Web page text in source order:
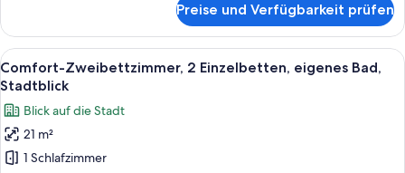
den
Innenhof
anzeigen
Vierbettzimmer,
Mehrere
Betten,
eigenes
Blick
auf
den
Innenhof
Preise und Verfügbarkeit prüfen
Alle
Fotos
für
Comfort-
Zweibettzimmer,
2 Einzelbetten,
Ein Hotelzimmer mit einem großen
8
Comfort-Zweibettzimmer, 2 Einzelbetten, eigenes Bad,
Stadtblick
Blick auf die Stadt
21 m²
1 Schlafzimmer